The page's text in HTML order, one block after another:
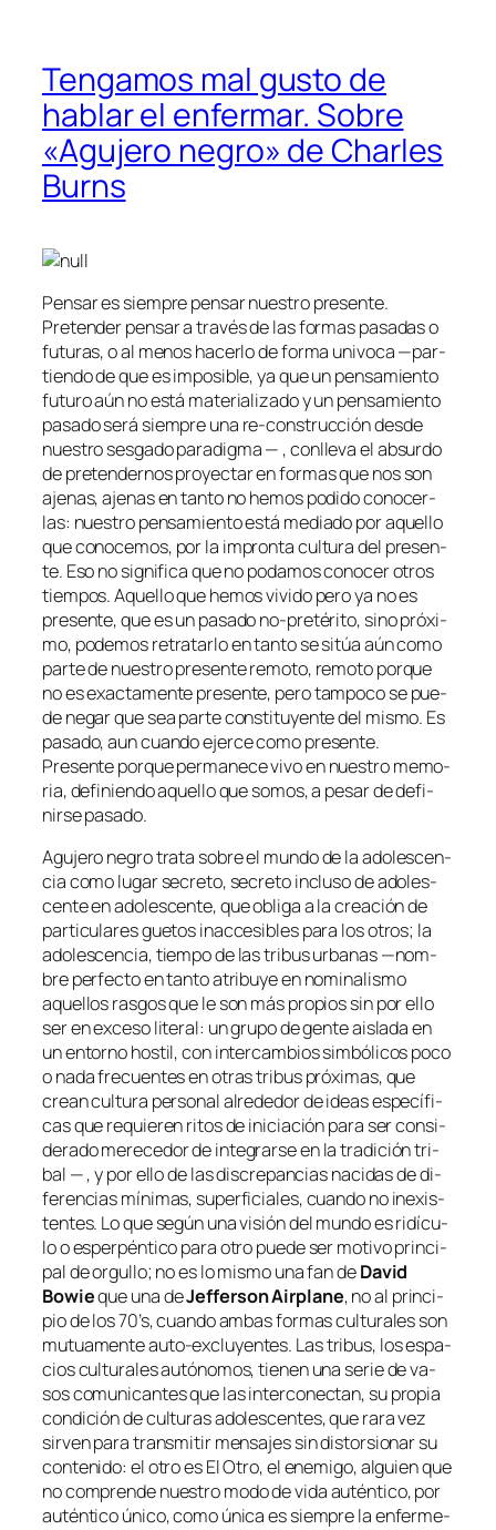
Tengamos mal gusto de
hablar el enfermar. Sobre
«Agujero negro» de Charles
Burns
Pensar es siem­pre pen­sar nues­tro pre­sen­te.
Pretender pen­sar a tra­vés de las for­mas pa­sa­das o
fu­tu­ras, o al me­nos ha­cer­lo de for­ma uni­vo­ca —par­
tien­do de que es im­po­si­ble, ya que un pen­sa­mien­to
fu­tu­ro aún no es­tá ma­te­ria­li­za­do y un pen­sa­mien­to
pa­sa­do se­rá siem­pre una re-construcción des­de
nues­tro ses­ga­do pa­ra­dig­ma — , con­lle­va el ab­sur­do
de pre­ten­der­nos pro­yec­tar en for­mas que nos son
aje­nas, aje­nas en tan­to no he­mos po­di­do co­no­cer­
las: nues­tro pen­sa­mien­to es­tá me­dia­do por aque­llo
que co­no­ce­mos, por la im­pron­ta cul­tu­ra del pre­sen­
te. Eso no sig­ni­fi­ca que no po­da­mos co­no­cer otros
tiem­pos. Aquello que he­mos vi­vi­do pe­ro ya no es
pre­sen­te, que es un pa­sa­do no-pretérito, sino pró­xi­
mo, po­de­mos re­tra­tar­lo en tan­to se si­túa aún co­mo
par­te de nues­tro pre­sen­te re­mo­to, re­mo­to por­que
no es exac­ta­men­te pre­sen­te, pe­ro tam­po­co se pue­
de ne­gar que sea par­te cons­ti­tu­yen­te del mis­mo. Es
pa­sa­do, aun cuan­do ejer­ce co­mo pre­sen­te.
Presente por­que per­ma­ne­ce vi­vo en nues­tro me­mo­
ria, de­fi­nien­do aque­llo que so­mos, a pe­sar de de­fi­
nir­se pasado.
Agujero ne­grotra­ta so­bre el mun­do de la ado­les­cen­
cia co­mo lu­gar se­cre­to, se­cre­to in­clu­so de ado­les­
cen­te en ado­les­cen­te, que obli­ga a la crea­ción de
par­ti­cu­la­res gue­tos inac­ce­si­bles pa­ra los otros; la
ado­les­cen­cia, tiem­po de las tri­bus ur­ba­nas —nom­
bre per­fec­to en tan­to atri­bu­ye en no­mi­na­lis­mo
aque­llos ras­gos que le son más pro­pios sin por ello
ser en ex­ce­so li­te­ral: un gru­po de gen­te ais­la­da en
un en­torno hos­til, con in­ter­cam­bios sim­bó­li­cos po­co
o na­da fre­cuen­tes en otras tri­bus pró­xi­mas, que
crean cul­tu­ra per­so­nal al­re­de­dor de ideas es­pe­cí­fi­
cas que re­quie­ren ri­tos de ini­cia­ción pa­ra ser con­si­
de­ra­do me­re­ce­dor de in­te­grar­se en la tra­di­ción tri­
bal — , y por ello de las dis­cre­pan­cias na­ci­das de di­
fe­ren­cias mí­ni­mas, su­per­fi­cia­les, cuan­do no in­exis­
ten­tes. Lo que se­gún una vi­sión del mun­do es ri­dícu­
lo o es­per­pén­ti­co pa­ra otro pue­de ser mo­ti­vo prin­ci­
pal de or­gu­llo; no es lo mis­mo una fan deDavid
Bowieque una deJefferson Airplane, no al prin­ci­
pio de los 70’s, cuan­do am­bas for­mas cul­tu­ra­les son
mu­tua­men­te auto-excluyentes. Las tri­bus, los es­pa­
cios cul­tu­ra­les au­tó­no­mos, tie­nen una se­rie de va­
sos co­mu­ni­can­tes que las in­ter­co­nec­tan, su pro­pia
con­di­ción de cul­tu­ras ado­les­cen­tes, que ra­ra vez
sir­ven pa­ra trans­mi­tir men­sa­jes sin dis­tor­sio­nar su
con­te­ni­do: el otro es El Otro, el enemi­go, al­guien que
no com­pren­de nues­tro mo­do de vi­da au­tén­ti­co, por
au­tén­ti­co úni­co, co­mo úni­ca es siem­pre la en­fer­me­